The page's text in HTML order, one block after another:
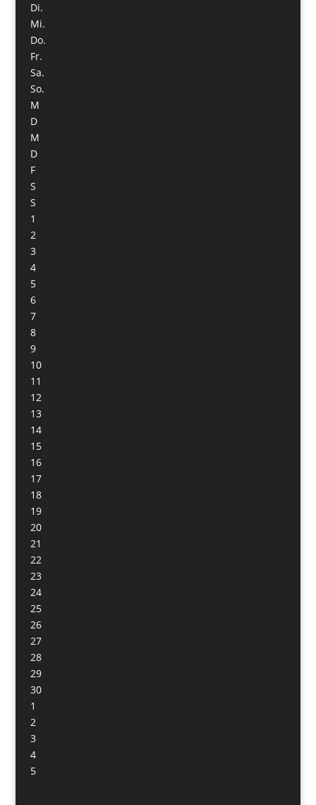
Di.
Mi.
Do.
Fr.
Sa.
So.
M
D
M
D
F
S
S
1
2
3
4
5
6
7
8
9
10
11
12
13
14
15
16
17
18
19
20
21
22
23
24
25
26
27
28
29
30
1
2
3
4
5